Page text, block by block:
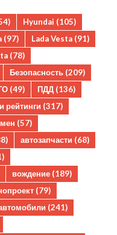
Hyundai (105)
(97) Lada Vesta (91)
(78)
Безопасность (209)
(49) ПДД (136)
рейтинги (317)
(57)
автозапчасти (68)
вождение (189)
(79)
(241)